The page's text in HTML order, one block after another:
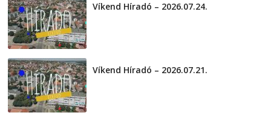
Víkend Híradó – 2026.07.24.
Víkend Híradó – 2026.07.21.